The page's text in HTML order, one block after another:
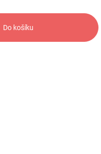
Do košíku